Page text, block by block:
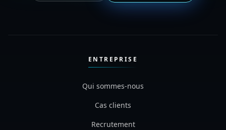
ENTREPRISE
Qui sommes-nous
Cas clients
Recrutement